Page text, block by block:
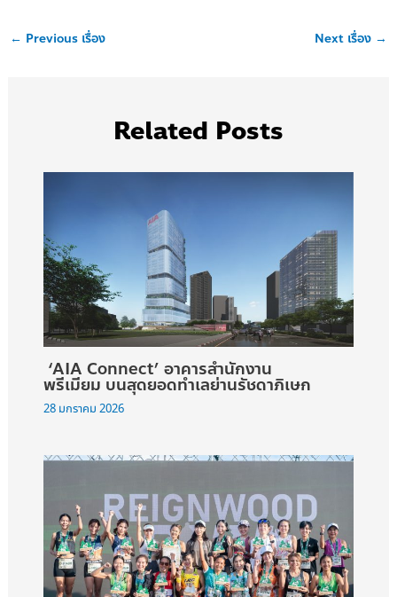
← Previous เรื่อง Next เรื่อง →
Related Posts
‘AIA Connect’ อาคารสำนักงาน
พรีเมียม บนสุดยอดทำเลย่านรัชดาภิเษก
28 มกราคม 2026